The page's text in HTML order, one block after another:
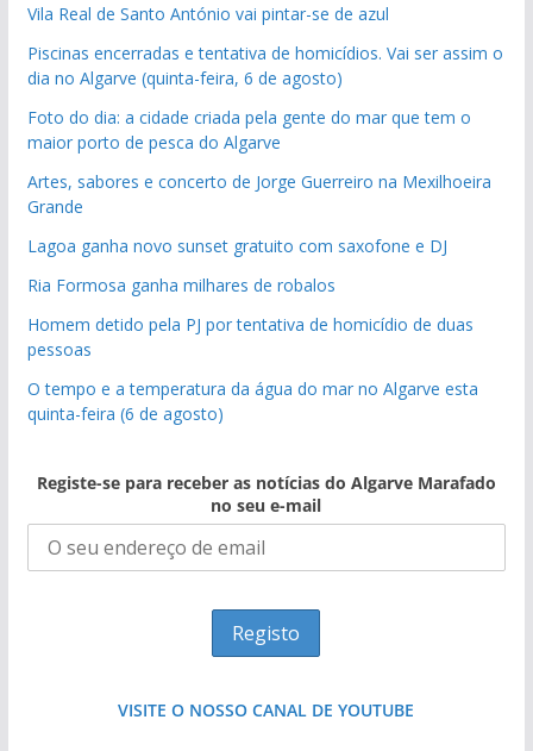
Vila Real de Santo António vai pintar-se de azul
Piscinas encerradas e tentativa de homicídios. Vai ser assim o
dia no Algarve (quinta-feira, 6 de agosto)
Foto do dia: a cidade criada pela gente do mar que tem o
maior porto de pesca do Algarve
Artes, sabores e concerto de Jorge Guerreiro na Mexilhoeira
Grande
Lagoa ganha novo sunset gratuito com saxofone e DJ
Ria Formosa ganha milhares de robalos
Homem detido pela PJ por tentativa de homicídio de duas
pessoas
O tempo e a temperatura da água do mar no Algarve esta
quinta-feira (6 de agosto)
Registe-se para receber as notícias do Algarve Marafado
no seu e-mail
VISITE O NOSSO CANAL DE YOUTUBE